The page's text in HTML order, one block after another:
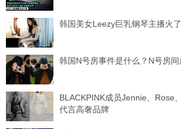
韩国美女Leezy巨乳钢琴主播火
韩国N号房事件是什么？N号房
BLACKPINK成员Jennie、Rose
代言高奢品牌